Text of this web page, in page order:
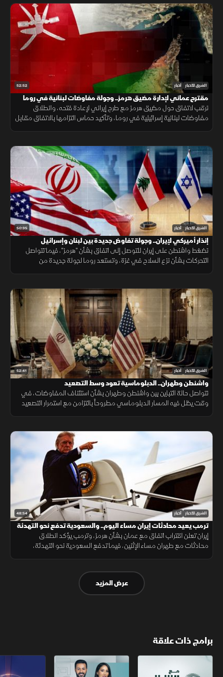
52:52 الشرق للأخبار أخبار
مقترح عماني لإدارة مضيق هرمز.. وجولة مفاوضات لبنانية في روما
ترقب لاتفاق حول مضيق هرمز مع طرح إيراني لإعادة فتحه، وانطلاق
مفاوضات لبنانية إسرائيلية في روما، وتأكيد حماس التزامها بالاتفاق مقابل
50:35 الشرق للأخبار أخبار
إنذار أميركي لإيران.. وجولة تفاوض جديدة بين لبنان وإسرائيل
تضغط واشنطن على إيران للتوصل إلى اتفاق بشأن "هرمز"، فيما تتواصل
التحركات بشأن نزع السلاح في غزة، وتستعد روما لجولة جديدة من
52:41 الشرق للأخبار أخبار
واشنطن وطهران.. الدبلوماسية تعود وسط التصعيد
تتواصل حالة التباين بين واشنطن وطهران بشأن استئناف المفاوضات، في
وقت يظل فيه المسار الدبلوماسي مطروحاً بالتزامن مع استمرار التصعيد
48:54 الشرق للأخبار أخبار
ترمب يعيد محادثات إيران مساء اليوم.. والسعودية تدفع نحو التهدئة
إيران تعلن اقتراب اتفاق مع عمان بشأن هرمز، وترمب يؤكد انطلاق
محادثات مع طهران مساء الإثنين، فيما تدفع السعودية نحو التهدئة،
عرض المزيد
برامج ذات علاقة
مع الشرق الأوسط الخبر الآخر تقارير الشرق